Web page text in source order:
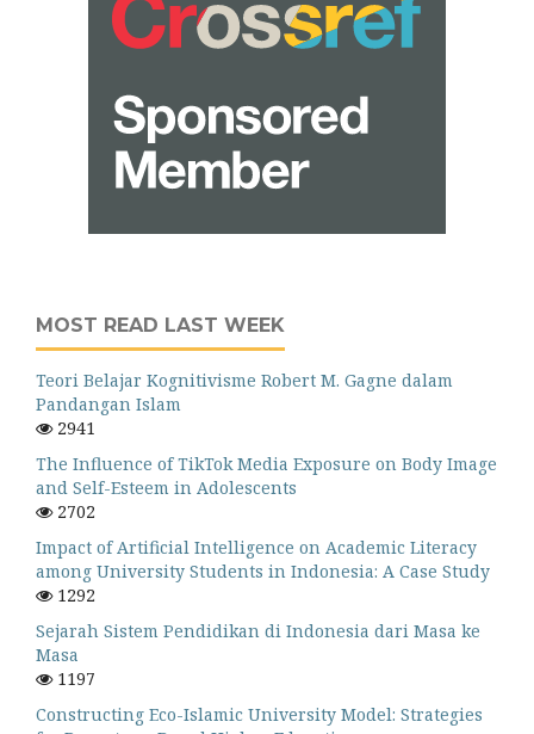
MOST READ LAST WEEK
Teori Belajar Kognitivisme Robert M. Gagne dalam
Pandangan Islam
2941
The Influence of TikTok Media Exposure on Body Image
and Self-Esteem in Adolescents
2702
Impact of Artificial Intelligence on Academic Literacy
among University Students in Indonesia: A Case Study
1292
Sejarah Sistem Pendidikan di Indonesia dari Masa ke
Masa
1197
Constructing Eco-Islamic University Model: Strategies